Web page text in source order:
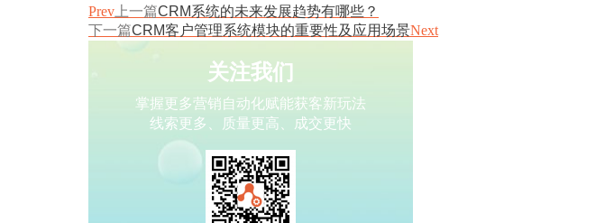
Prev 上一篇CRM系统的未来发展趋势有哪些？
下一篇CRM客户管理系统模块的重要性及应用场景Next
关注我们
掌握更多营销自动化赋能获客新玩法
线索更多、质量更高、成交更快